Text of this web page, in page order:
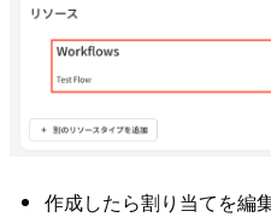
作成したら割り当てを編